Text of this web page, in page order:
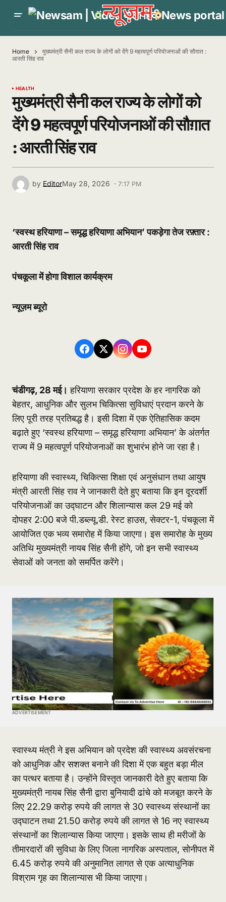
Home
मुख्यमंत्री सैनी कल राज्य के लोगों को देंगे 9 महत्वपूर्ण परियोजनाओं की सौग़ात :
आरती सिंह राव
HEALTH
मुख्यमंत्री सैनी कल राज्य के लोगों को
देंगे 9 महत्वपूर्ण परियोजनाओं की सौग़ात
: आरती सिंह राव
by EditorMay 28, 2026 · 7:17 PM
‘स्वस्थ हरियाणा – समृद्ध हरियाणा अभियान’ पकड़ेगा तेज रफ़्तार :
आरती सिंह राव
पंचकूला में होगा विशाल कार्यक्रम
न्यूज़म ब्यूरो
चंडीगढ़, 28 मई। हरियाणा सरकार प्रदेश के हर नागरिक को
बेहतर, आधुनिक और सुलभ चिकित्सा सुविधाएं प्रदान करने के
लिए पूरी तरहप्रतिबद्धहै। इसी दिशा में एक ऐतिहासिक कदम
बढ़ाते हुए ‘स्वस्थ हरियाणा – समृद्ध हरियाणा अभियान’ के अंतर्गत
राज्य में 9 महत्वपूर्ण परियोजनाओं का शुभारंभ होने जा रहा है।
हरियाणा की स्वास्थ्य, चिकित्सा शिक्षा एवं अनुसंधान तथा आयुष
मंत्री आरती सिंह राव ने जानकारी देते हुए बताया कि इन दूरदर्शी
परियोजनाओं का उद्घाटन और शिलान्यास कल 29 मई को
दोपहर 2:00 बजे पी.डब्ल्यू.डी. रेस्ट हाउस, सेक्टर-1, पंचकूला में
आयोजित एक भव्य समारोह में किया जाएगा। इस समारोह के मुख्य
अतिथि मुख्यमंत्री नायब सिंह सैनी होंगे, जो इन सभी स्वास्थ्य
सेवाओं को जनता को समर्पित करेंगे।
ADVERTISEMENT
स्वास्थ्य मंत्री ने इस अभियान को प्रदेश की स्वास्थ्य अवसंरचना
को आधुनिक और सशक्त बनाने की दिशा में एक बहुत बड़ा मील
का पत्थर बताया है। उन्होंने विस्तृत जानकारी देते हुए बताया कि
मुख्यमंत्री नायब सिंह सैनी द्वारा बुनियादी ढांचे को मजबूत करने के
लिए 22.29 करोड़ रुपये की लागत से 30 स्वास्थ्य संस्थानों का
उद्घाटन तथा 21.50 करोड़ रुपये की लागत से 16 नए स्वास्थ्य
संस्थानों का शिलान्यास किया जाएगा। इसके साथ ही मरीजों के
तीमारदारों की सुविधा के लिए जिला नागरिक अस्पताल, सोनीपत में
6.45 करोड़ रुपये की अनुमानित लागत से एक अत्याधुनिक
विश्राम गृह का शिलान्यास भी किया जाएगा।